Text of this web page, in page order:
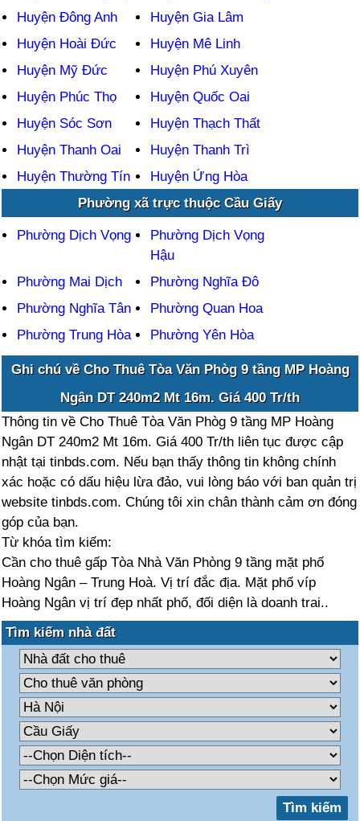
Huyện Đông Anh
Huyện Gia Lâm
Huyện Hoài Đức
Huyện Mê Linh
Huyện Mỹ Đức
Huyện Phú Xuyên
Huyện Phúc Thọ
Huyện Quốc Oai
Huyện Sóc Sơn
Huyện Thạch Thất
Huyện Thanh Oai
Huyện Thanh Trì
Huyện Thường Tín
Huyện Ứng Hòa
Phường xã trực thuộc Cầu Giấy
Phường Dịch Vọng
Phường Dịch Vọng
Hậu
Phường Mai Dịch
Phường Nghĩa Đô
Phường Nghĩa Tân
Phường Quan Hoa
Phường Trung Hòa
Phường Yên Hòa
Ghi chú về Cho Thuê Tòa Văn Phòg 9 tầng MP Hoàng
Ngân DT 240m2 Mt 16m. Giá 400 Tr/th
Thông tin về Cho Thuê Tòa Văn Phòg 9 tầng MP Hoàng
Ngân DT 240m2 Mt 16m. Giá 400 Tr/th liên tục được cập
nhật tại tinbds.com. Nếu bạn thấy thông tin không chính
xác hoặc có dấu hiệu lừa đảo, vui lòng báo với ban quản trị
website tinbds.com. Chúng tôi xin chân thành cảm ơn đóng
góp của bạn.
Từ khóa tìm kiếm:
Cần cho thuê gấp Tòa Nhà Văn Phòng 9 tầng mặt phố
Hoàng Ngân – Trung Hoà. Vị trí đắc địa. Mặt phố víp
Hoàng Ngân vị trí đẹp nhất phố, đối diện là doanh trai..
Tìm kiếm nhà đất